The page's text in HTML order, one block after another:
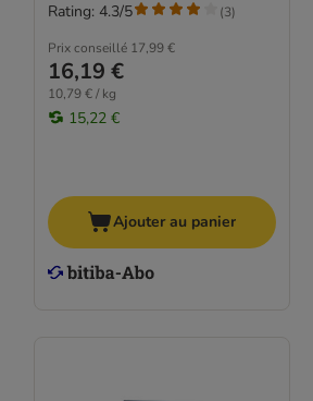
Prix conseillé 17,99 €
16,19 €
10,79 € / kg
15,22 €
Rating: 4.3/5 (3)
Ajouter au panier